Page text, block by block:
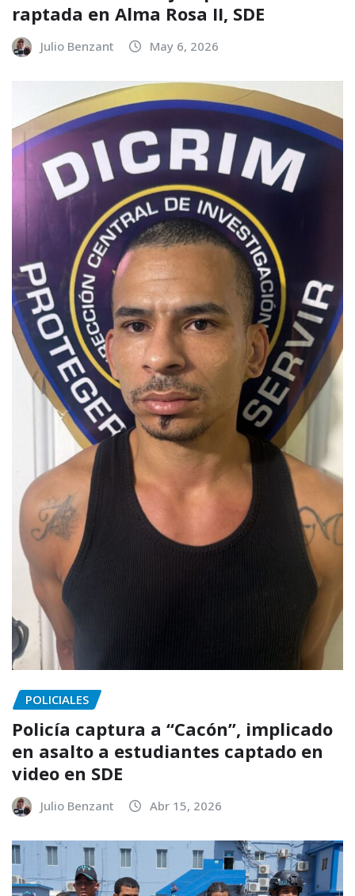
raptada en Alma Rosa II, SDE
Julio Benzant May 6, 2026
POLICIALES
Policía captura a “Cacón”, implicado
en asalto a estudiantes captado en
video en SDE
Julio Benzant Abr 15, 2026